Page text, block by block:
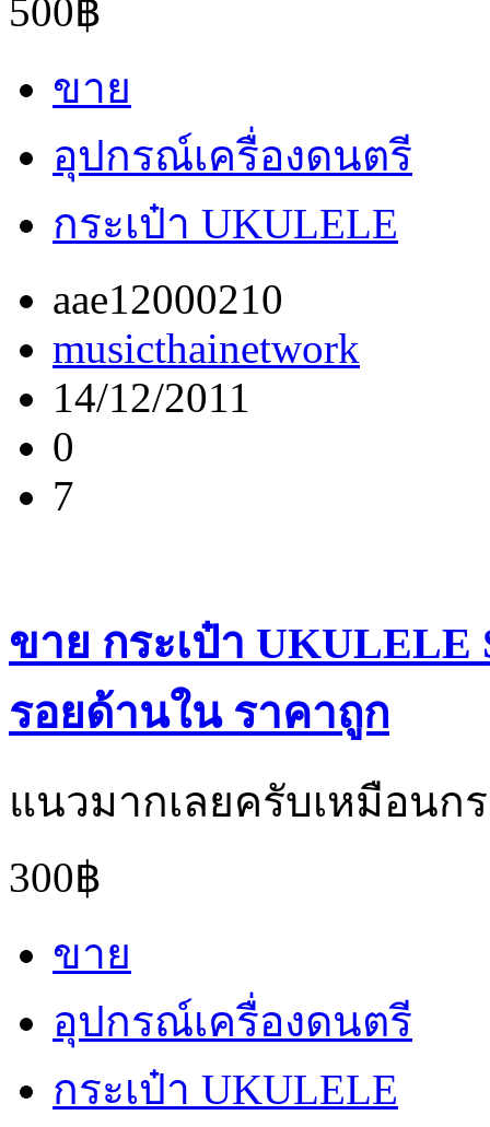
500฿
ขาย
อุปกรณ์เครื่องดนตรี
กระเป๋า UKULELE
aae12000210
musicthainetwork
14/12/2011
0
7
ขาย กระเป๋า UKULELE
รอยด้านใน ราคาถูก
แนวมากเลยครับเหมือนกร
300฿
ขาย
อุปกรณ์เครื่องดนตรี
กระเป๋า UKULELE